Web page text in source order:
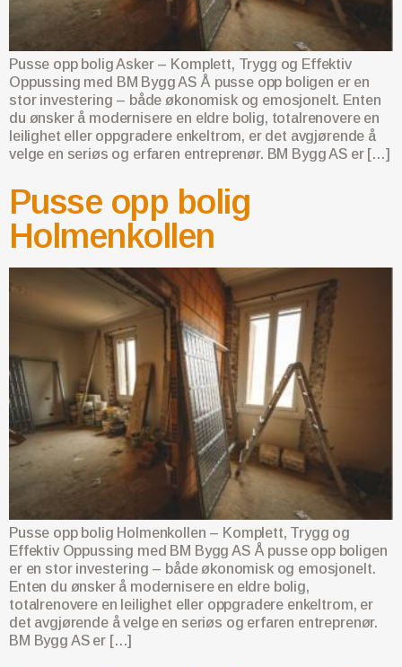
Pusse opp bolig Asker – Komplett, Trygg og Effektiv
Oppussing med BM Bygg AS Å pusse opp boligen er en
stor investering – både økonomisk og emosjonelt. Enten
du ønsker å modernisere en eldre bolig, totalrenovere en
leilighet eller oppgradere enkeltrom, er det avgjørende å
velge en seriøs og erfaren entreprenør. BM Bygg AS er […]
Pusse opp bolig
Holmenkollen
Pusse opp bolig Holmenkollen – Komplett, Trygg og
Effektiv Oppussing med BM Bygg AS Å pusse opp boligen
er en stor investering – både økonomisk og emosjonelt.
Enten du ønsker å modernisere en eldre bolig,
totalrenovere en leilighet eller oppgradere enkeltrom, er
det avgjørende å velge en seriøs og erfaren entreprenør.
BM Bygg AS er […]